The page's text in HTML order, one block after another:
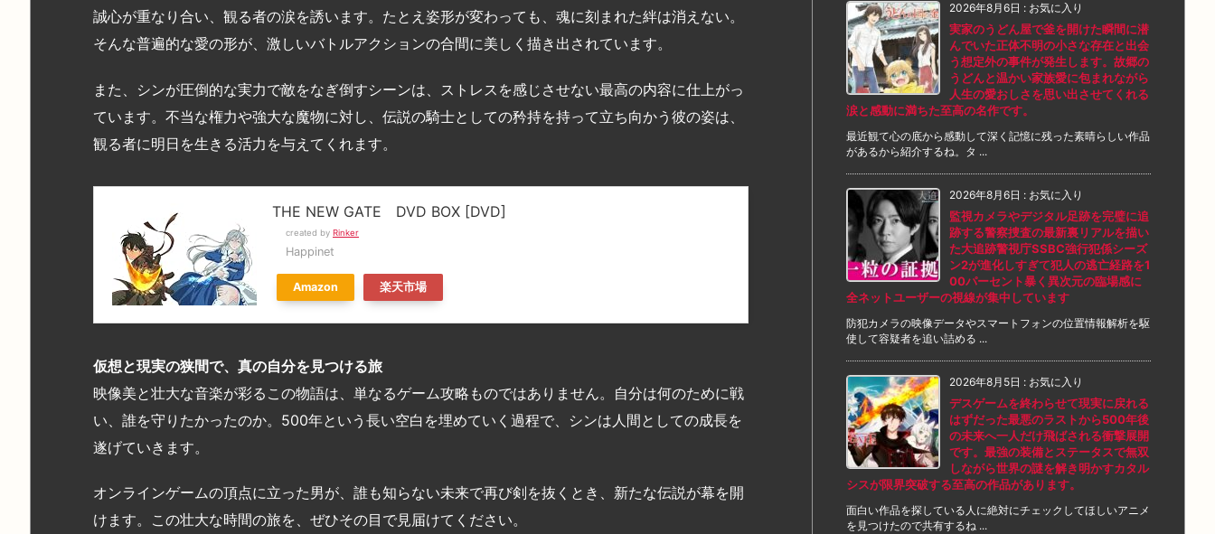
誠心が重なり合い、観る者の涙を誘います。たとえ姿形が変わっても、魂に刻まれた絆は消えない。
そんな普遍的な愛の形が、激しいバトルアクションの合間に美しく描き出されています。
また、シンが圧倒的な実力で敵をなぎ倒すシーンは、ストレスを感じさせない最高の内容に仕上がっ
ています。不当な権力や強大な魔物に対し、伝説の騎士としての矜持を持って立ち向かう彼の姿は、
観る者に明日を生きる活力を与えてくれます。
THE NEW GATE DVD BOX [DVD]
created by Rinker
Happinet
Amazon 楽天市場
仮想と現実の狭間で、真の自分を見つける旅
映像美と壮大な音楽が彩るこの物語は、単なるゲーム攻略ものではありません。自分は何のために戦
い、誰を守りたかったのか。500年という長い空白を埋めていく過程で、シンは人間としての成長を
遂げていきます。
オンラインゲームの頂点に立った男が、誰も知らない未来で再び剣を抜くとき、新たな伝説が幕を開
けます。この壮大な時間の旅を、ぜひその目で見届けてください。
2026年8月6日 : お気に入り
実家のうどん屋で釜を開けた瞬間に潜
んでいた正体不明の小さな存在と出会
う想定外の事件が発生します。故郷の
うどんと温かい家族愛に包まれながら
人生の愛おしさを思い出させてくれる
涙と感動に満ちた至高の名作です。
最近観て心の底から感動して深く記憶に残った素晴らしい作品
があるから紹介するね。タ ...
2026年8月6日 : お気に入り
監視カメラやデジタル足跡を完璧に追
跡する警察捜査の最新裏リアルを描い
た大追跡警視庁SSBC強行犯係シーズ
ン2が進化しすぎて犯人の逃亡経路を1
00パーセント暴く異次元の臨場感に
全ネットユーザーの視線が集中しています
防犯カメラの映像データやスマートフォンの位置情報解析を駆
使して容疑者を追い詰める ...
2026年8月5日 : お気に入り
デスゲームを終わらせて現実に戻れる
はずだった最悪のラストから500年後
の未来へ一人だけ飛ばされる衝撃展開
です。最強の装備とステータスで無双
しながら世界の謎を解き明かすカタル
シスが限界突破する至高の作品があります。
面白い作品を探している人に絶対にチェックしてほしいアニメ
を見つけたので共有するね ...